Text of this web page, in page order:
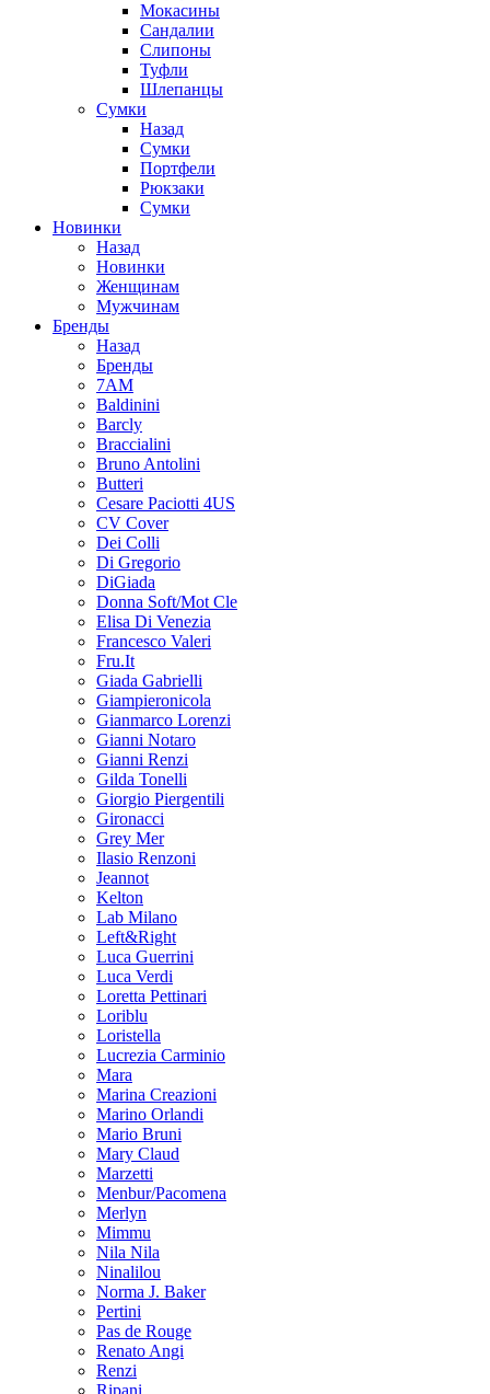
Мокасины
Сандалии
Слипоны
Туфли
Шлепанцы
Сумки
Назад
Сумки
Портфели
Рюкзаки
Сумки
Новинки
Назад
Новинки
Женщинам
Мужчинам
Бренды
Назад
Бренды
7AM
Baldinini
Barcly
Braccialini
Bruno Antolini
Butteri
Cesare Paciotti 4US
CV Cover
Dei Colli
Di Gregorio
DiGiada
Donna Soft/Mot Cle
Elisa Di Venezia
Francesco Valeri
Fru.It
Giada Gabrielli
Giampieronicola
Gianmarco Lorenzi
Gianni Notaro
Gianni Renzi
Gilda Tonelli
Giorgio Piergentili
Gironacci
Grey Mer
Ilasio Renzoni
Jeannot
Kelton
Lab Milano
Left&Right
Luca Guerrini
Luca Verdi
Loretta Pettinari
Loriblu
Loristella
Lucrezia Carminio
Mara
Marina Creazioni
Marino Orlandi
Mario Bruni
Mary Claud
Marzetti
Menbur/Pacomena
Merlyn
Mimmu
Nila Nila
Ninalilou
Norma J. Baker
Pertini
Pas de Rouge
Renato Angi
Renzi
Ripani